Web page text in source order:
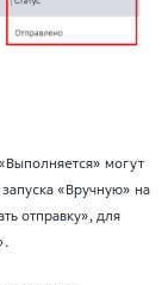
могут
«Вручную» на
отправку», для